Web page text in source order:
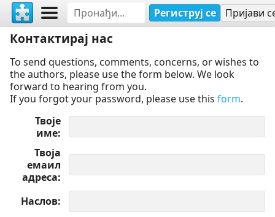
Региструј се Пријави
Контактирај нас
To send questions, comments, concerns, or wishes to
the authors, please use the form below. We look
forward to hearing from you.
If you forgot your password, please use this form.
Твоје
име
Твоја
емаил
адреса
Наслов